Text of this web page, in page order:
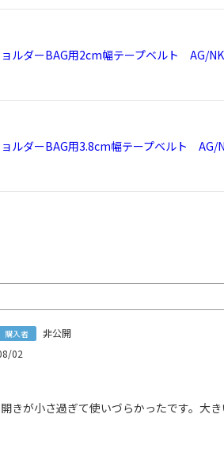
高さ11cm、幅18cm ／ 外ポケット（前面
最小16cm、幅25cm ／ 前面外側縦長ポケ
幅12.5cm ／ ＜持ち手＞ 幅2cm、高さ5cm
74～134cm（パーツ含む） ／ ＜重さ＞
340g（持ち手・ベルト含む）、MONTANA
外寸は口金を含みます。※内寸は口金を含
線送り合皮ベルト NK/AG
バッグ用1.5cm幅合皮ベルト - NK/AG
の色は共通） ／ 口金：鉄（アンティーク
イロン100％／ ショルダーベルトパーツ
＞ 表地：ナイロン100％、裏地：ナイロ
：牛革 ／ 口金：鉄（シルバー） ／ 持ち手
都秀和がま口製作所）
ルダーBAG用2cm幅テープベルト AG/NK
ルダーBAG用3.8cm幅テープベルト AG/
購入者
非公開
02
きが小さ過ぎて使いづらかったです。大